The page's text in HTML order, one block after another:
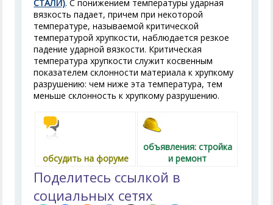
СТАЛИ). С понижением температуры ударная
вязкость падает, причем при некоторой
температуре, называемой критической
температурой хрупкости, наблюдается резкое
падение ударной вязкости. Критическая
температура хрупкости служит косвенным
показателем склонности материала к хрупкому
разрушению: чем ниже эта температура, тем
меньше склонность к хрупкому разрушению.
обсудить на форуме
объявления: стройка
и ремонт
Поделитесь ссылкой в
социальных сетях